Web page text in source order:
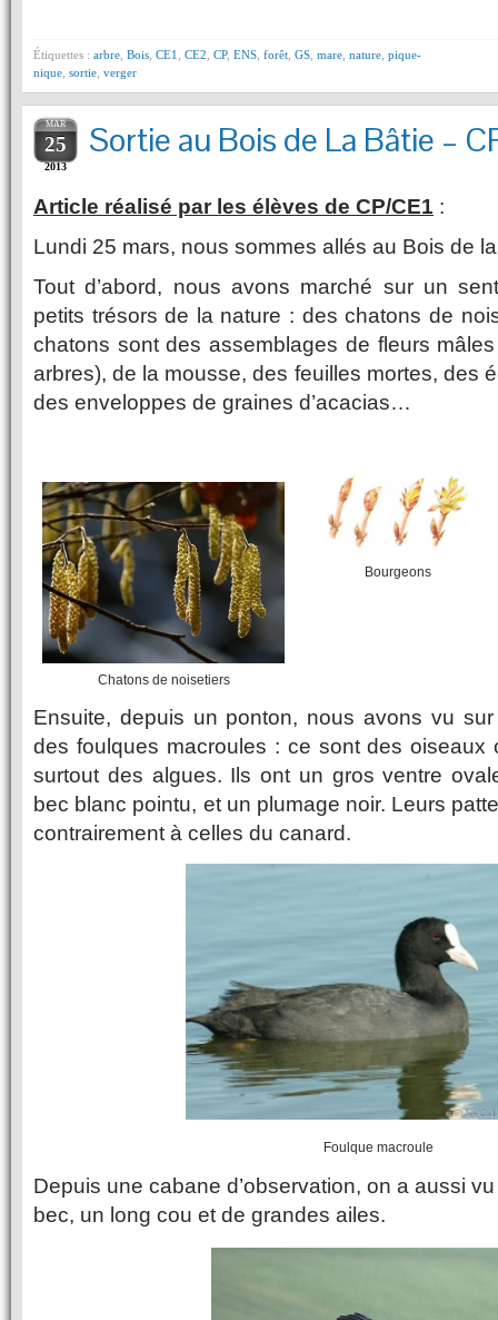
Étiquettes : arbre Bois CE1 CE2 CP, ENS forêt GS mare nature pique-
nique sortie verger
MAR
25
2013
Sortie au Bois de La Bâtie –
Article réalisé par les élèves de CP/CE1 :
Lundi 25 mars, nous sommes allés au Bois de
Tout d’abord, nous avons marché sur un
petits trésors de la nature : des chatons de
chatons sont des assemblages de fleurs
arbres), de la mousse, des feuilles mortes, des
des enveloppes de graines d’acacias…
Chatons de noisetiers
Bourgeons
Ensuite, depuis un ponton, nous avons vu
des foulques macroules : ce sont des oiseaux
surtout des algues. Ils ont un gros ventre
bec blanc pointu, et un plumage noir. Leurs
contrairement à celles du canard.
Foulque macroule
Depuis une cabane d’observation, on a aussi
bec, un long cou et de grandes ailes.